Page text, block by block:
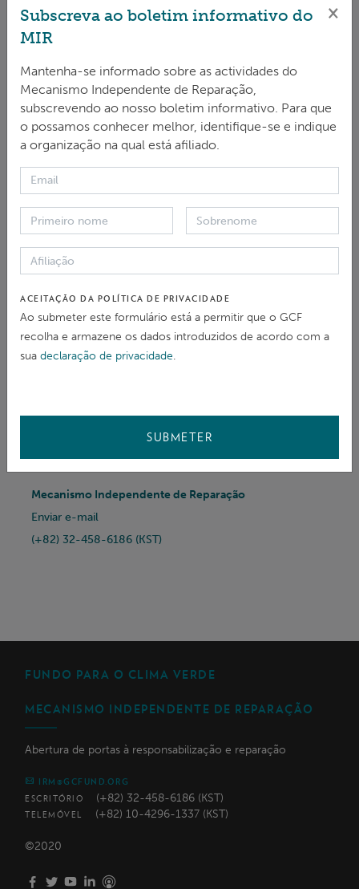
Redress Now é um podcast do Mecanismo
Clima, onde analisamos o mundo da
responsabilidade, reparação e queixas no âmbito das
finanças climáticas e do desenvolvimento
internacional.
PARTILHAR
Mecanismo Independente de Reparação
Enviar e-mail
(+82) 32-458-6186 (KST)
FUNDO PARA O CLIMA VERDE
MECANISMO INDEPENDENTE DE REPARAÇÃO
Abertura de portas à responsabilização e reparação
IRM@GCFUND.ORG
ESCRITÓRIO
(+82) 32-458-6186 (KST)
TELEMÓVEL (+82) 10-4296-1337 (KST)
©2020
Subscreva ao boletim informativo do
MIR
×
Mantenha-se informado sobre as actividades do
Mecanismo Independente de Reparação,
subscrevendo ao nosso boletim informativo. Para que
o possamos conhecer melhor, identifique-se e indique
a organização na qual está afiliado.
ACEITAÇÃO DA POLÍTICA DE PRIVACIDADE
Ao submeter este formulário está a permitir que o GCF
recolha e armazene os dados introduzidos de acordo com a
sua declaração de privacidade.
SUBMETER